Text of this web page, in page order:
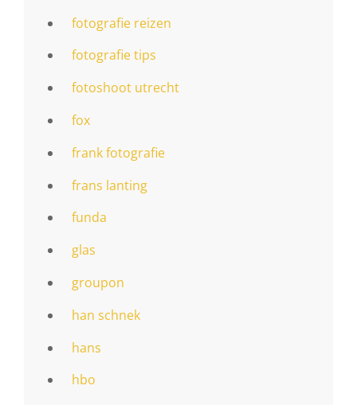
fotografie reizen
fotografie tips
fotoshoot utrecht
fox
frank fotografie
frans lanting
funda
glas
groupon
han schnek
hans
hbo